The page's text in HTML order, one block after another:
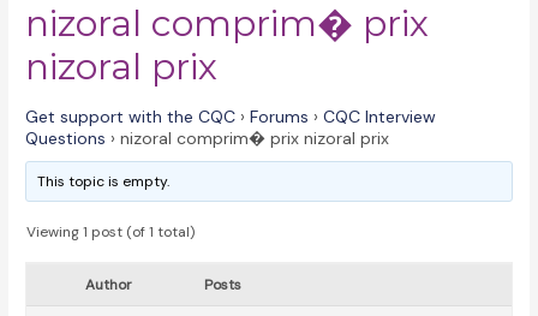
nizoral comprim� prix
nizoral prix
Get support with the CQC › Forums › CQC Interview
Questions › nizoral comprim� prix nizoral prix
This topic is empty.
Viewing 1 post (of 1 total)
Author Posts